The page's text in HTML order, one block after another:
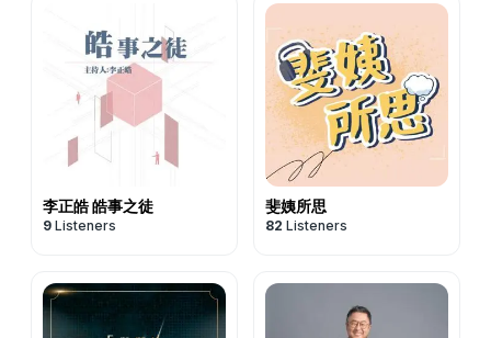
李正皓 皓事之徒
9 Listeners
斐姨所思
82 Listeners